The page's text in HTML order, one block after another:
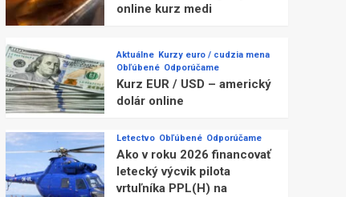
online kurz medi
Aktuálne Kurzy euro / cudzia mena
Obľúbené Odporúčame
Kurz EUR / USD – americký
dolár online
Letectvo Obľúbené Odporúčame
Ako v roku 2026 financovať
letecký výcvik pilota
vrtuľníka PPL(H) na